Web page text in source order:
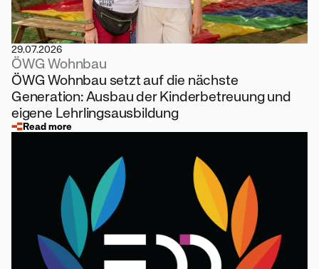
29.07.2026
ÖWG Wohnbau
ÖWG Wohnbau setzt auf die nächste
Generation: Ausbau der Kinderbetreuung und
eigene Lehrlingsausbildung
Read more